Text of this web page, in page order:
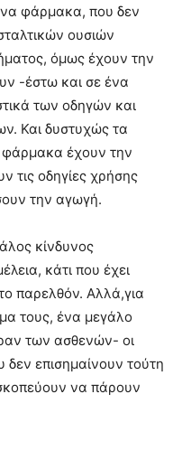
φάρμακα, που δεν
ουσιών
όμως έχουν την
-έστω και σε ένα
των οδηγών και
Και δυστυχώς τα
έχουν την
τις οδηγίες χρήσης
την αγωγή.
κίνδυνος
κάτι που έχει
παρελθόν. Αλλά,για
τους, ένα μεγάλο
των ασθενών- οι
δεν επισημαίνουν τούτη
να πάρουν